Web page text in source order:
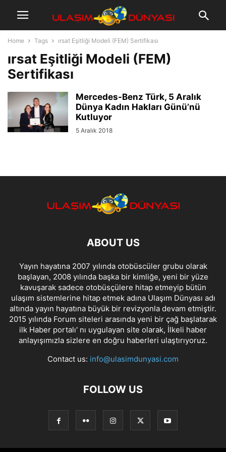
Home Tags ırsat Eşitliği Modeli (FEM) Sertifikası
ırsat Eşitliği Modeli (FEM)
Sertifikası
Mercedes-Benz Türk, 5 Aralık
Dünya Kadın Hakları Günü’nü
Kutluyor
5 Aralık 2018
ABOUT US
Yayın hayatına 2007 yılında otobüscüler grubu olarak
başlayan, 2008 yılında başka bir kimliğe, yeni bir yüze
kavuşarak sadece otobüsçülere hitap etmeyip bütün
ulaşım sistemlerine hitap etmek adına Ulaşım Dünyası adı
altında yayın hayatına büyük bir revizyonla devam etmiştir.
2015 yılında Forum siteleri arasında yeni bir çağ başlatarak
ilk Haber portalı' nı uygulayan site olarak, İlkeli haber
anlayışımızla sizlere en doğru haberleri ulaştırıyoruz.
Contact us: info@ulasimdunyasi.com
FOLLOW US